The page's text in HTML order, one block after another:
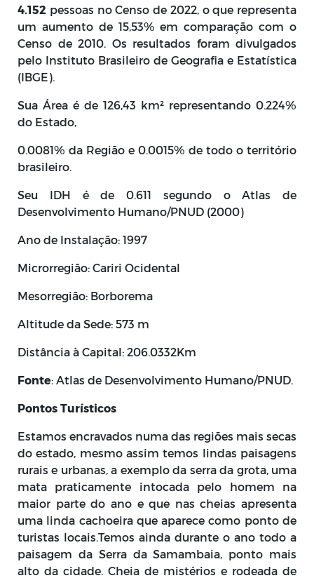
4.152 pessoas no Censo de 2022, o que representa
um aumento de 15,53% em comparação com o
Censo de 2010. Os resultados foram divulgados
pelo Instituto Brasileiro de Geografia e Estatística
(IBGE).
Sua Área é de 126,43 km² representando 0.224%
do Estado,
0.0081% da Região e 0.0015% de todo o território
brasileiro.
Seu IDH é de 0.611 segundo o Atlas de
Desenvolvimento Humano/PNUD (2000)
Ano de Instalação: 1997
Microrregião: Cariri Ocidental
Mesorregião: Borborema
Altitude da Sede: 573 m
Distância à Capital: 206.0332Km
Fonte: Atlas de Desenvolvimento Humano/PNUD.
Pontos Turísticos
Estamos encravados numa das regiões mais secas
do estado, mesmo assim temos lindas paisagens
rurais e urbanas, a exemplo da serra da grota, uma
mata praticamente intocada pelo homem na
maior parte do ano e que nas cheias apresenta
uma linda cachoeira que aparece como ponto de
turistas locais.Temos ainda durante o ano todo a
paisagem da Serra da Samambaia, ponto mais
alto da cidade. Cheia de mistérios e rodeada de